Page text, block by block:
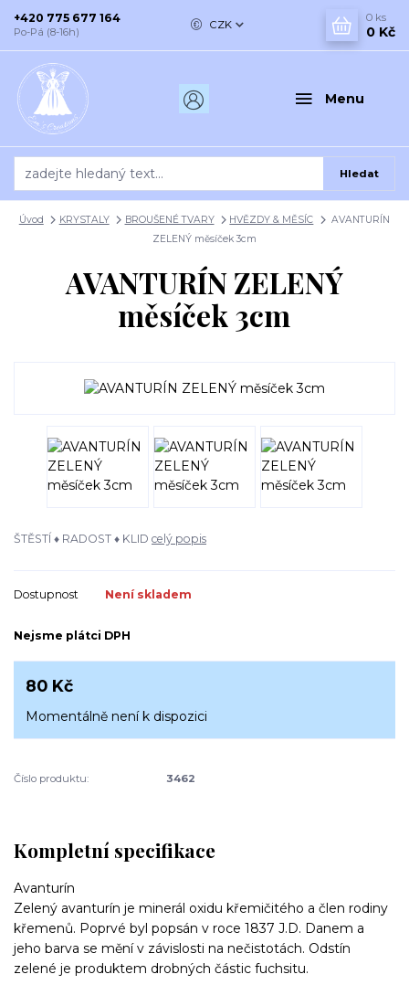
Menu
CZK
Hledat
+420 775 677 164
Po-Pá (8-16h)
0 ks
0 Kč
Úvod KRYSTALY BROUŠENÉ TVARY HVĚZDY & MĚSÍC
AVANTURÍN
ZELENÝ měsíček 3cm
AVANTURÍN ZELENÝ
měsíček 3cm
ŠTĚSTÍ ♦ RADOST ♦ KLID celý popis
Dostupnost Není skladem
Nejsme plátci DPH
80 Kč
Momentálně není k dispozici
Číslo produktu: 3462
Kompletní specifikace
Avanturín
Zelený avanturín je minerál oxidu křemičitého a člen rodiny
křemenů. Poprvé byl popsán v roce 1837 J.D. Danem a
jeho barva se mění v závislosti na nečistotách. Odstín
zelené je produktem drobných částic fuchsitu.